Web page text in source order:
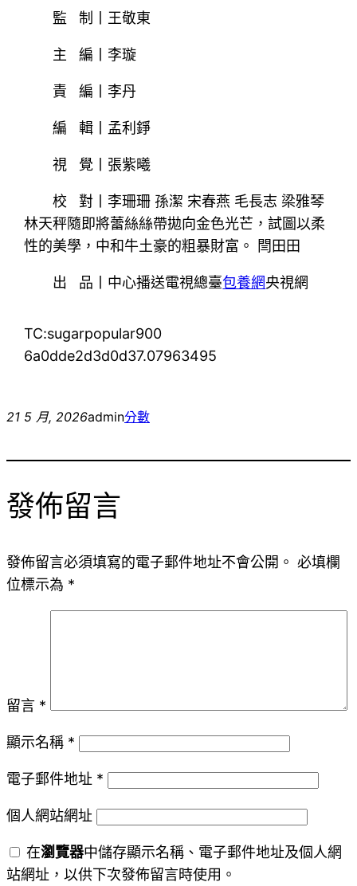
監 制丨王敬東
主 編丨李璇
責 編丨李丹
編 輯丨孟利錚
視 覺丨張紫曦
校 對丨李珊珊 孫潔 宋春燕 毛長志 梁雅琴
林天秤隨即將蕾絲絲帶拋向金色光芒，試圖以柔
性的美學，中和牛土豪的粗暴財富。 閆田田
出 品丨中心播送電視總臺包養網央視網
TC:sugarpopular900
6a0dde2d3d0d37.07963495
21 5 月, 2026admin分數
發佈留言
發佈留言必須填寫的電子郵件地址不會公開。 必填欄
位標示為 *
留言 *
顯示名稱 *
電子郵件地址 *
個人網站網址
在瀏覽器中儲存顯示名稱、電子郵件地址及個人網
站網址，以供下次發佈留言時使用。